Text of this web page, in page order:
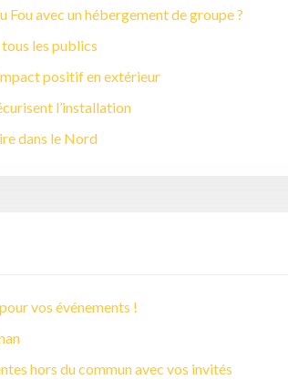
avec un hébergement de groupe ?
les publics
positif en extérieur
l’installation
dans le Nord
vos événements !
hors du commun avec vos invités